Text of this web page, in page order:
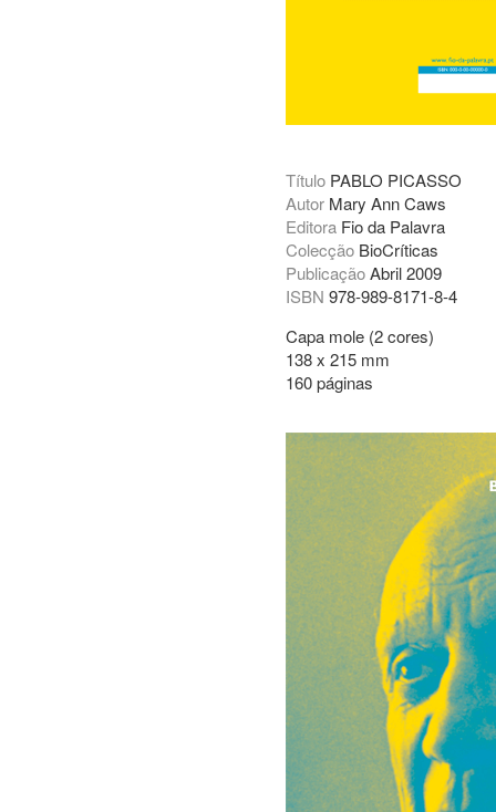
Título PABLO PICASSO
Autor Mary Ann Caws
Editora Fio da Palavra
Colecção BioCríticas
PublicaçãoAbril 2009
ISBN 978-989-8171-8-4
Capa mole (2 cores)
138 x 215 mm
160 páginas